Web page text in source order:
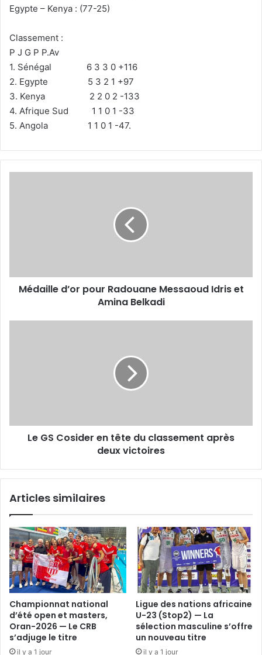
Egypte – Kenya : (77-25)
Classement :
P J G P P.Av
1. Sénégal 6 3 3 0 +116
2. Egypte 5 3 2 1 +97
3. Kenya 2 2 0 2 -133
4. Afrique Sud 1 1 0 1 -33
5. Angola 1 1 0 1 -47.
Belkadi
Médaille d’or pour Radouane Messaoud Idris et
Amina Belkadi
deux
victoiresLe GS Cosider en tête du classement après
deux victoires
Articles similaires
Championnat national
d’été open et masters,
Oran-2026 — Le CRB
s’adjuge le titre
il y a 1 jour
Ligue des nations africaine
U-23 (Stop2) — La
sélection masculine s’offre
un nouveau titre
il y a 1 jour